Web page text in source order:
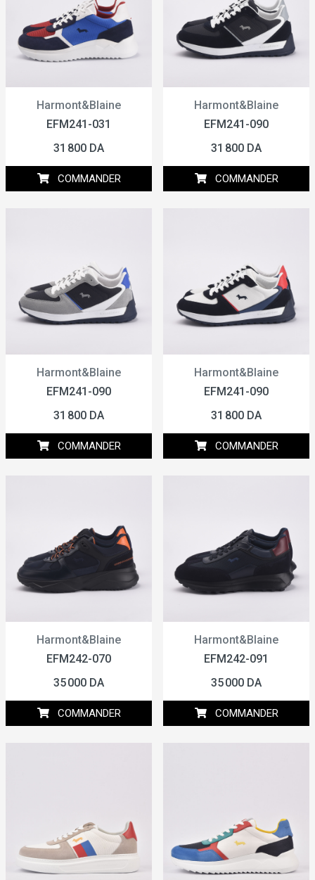
Harmont&Blaine
EFM241-031
31 800 DA
COMMANDER
Harmont&Blaine
EFM241-090
31 800 DA
COMMANDER
Harmont&Blaine
EFM241-090
31 800 DA
COMMANDER
Harmont&Blaine
EFM241-090
31 800 DA
COMMANDER
Harmont&Blaine
EFM242-070
35 000 DA
COMMANDER
Harmont&Blaine
EFM242-091
35 000 DA
COMMANDER